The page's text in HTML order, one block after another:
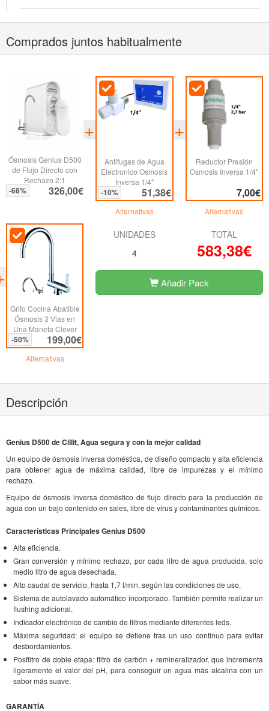
Comprados juntos habitualmente
Ósmosis Genius D500
de Flujo Directo con
Rechazo 2:1
326,00€
-68%
Antifugas de Agua
Electronico Osmosis
Inversa 1/4"
51,38€
-10%
Alternativas
Reductor Presión
Osmosis Inversa 1/4"
7,00€
Alternativas
Grifo Cocina Abatible
Ósmosis 3 Vias en
Una Maneta Clever
199,00€
-50%
Alternativas
UNIDADES
TOTAL
4
583,38€
Añadir Pack
Descripción
Genius D500 de Cillit, Agua segura y con la mejor calidad
Un equipo de ósmosis inversa doméstica, de diseño compacto y alta eficiencia
para obtener agua de máxima calidad, libre de impurezas y el mínimo
rechazo.
Equipo de ósmosis inversa doméstico de flujo directo para la producción de
agua con un bajo contenido en sales, libre de virus y contaminantes químicos.
Características Principales Genius D500
Alta eficiencia.
Gran conversión y mínimo rechazo, por cada litro de agua producida, solo
medio litro de agua desechada.
Alto caudal de servicio, hasta 1,7 l/min, según las condiciones de uso.
Sistema de autolavado automático incorporado. También permite realizar un
flushing adicional.
Indicador electrónico de cambio de filtros mediante diferentes leds.
Máxima seguridad: el equipo se detiene tras un uso continuo para evitar
desbordamientos.
Posfiltro de doble etapa: filtro de carbón + remineralizador, que incrementa
ligeramente el valor del pH, para conseguir un agua más alcalina con un
sabor más suave.
GARANTÍA